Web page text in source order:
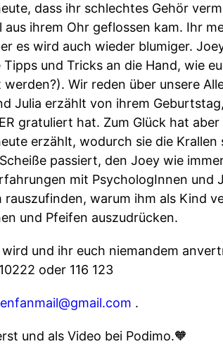
dass ihr schlechtes Gehör
ihrem Ohr geflossen kam. Ihr
es wird auch wieder blumiger.
und Tricks an die Hand, wie
Wir reden über unsere
Julia erzählt von ihrem
gratuliert hat. Zum Glück hat aber
erzählt, wodurch sie die Krallen
passiert, den Joey wie
mit PsychologInnen und
warum ihm als Kind
und Pfeifen auszudrücken.
und ihr euch niemandem
oder 116 123
.
und als Video bei Podimo.🧡